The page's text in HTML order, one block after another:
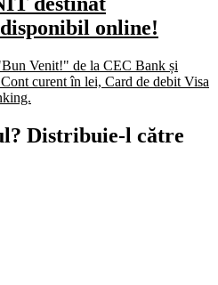
online!
Venit!" de la CEC Bank și
curent în lei, Card de debit Visa
Distribuie-l către